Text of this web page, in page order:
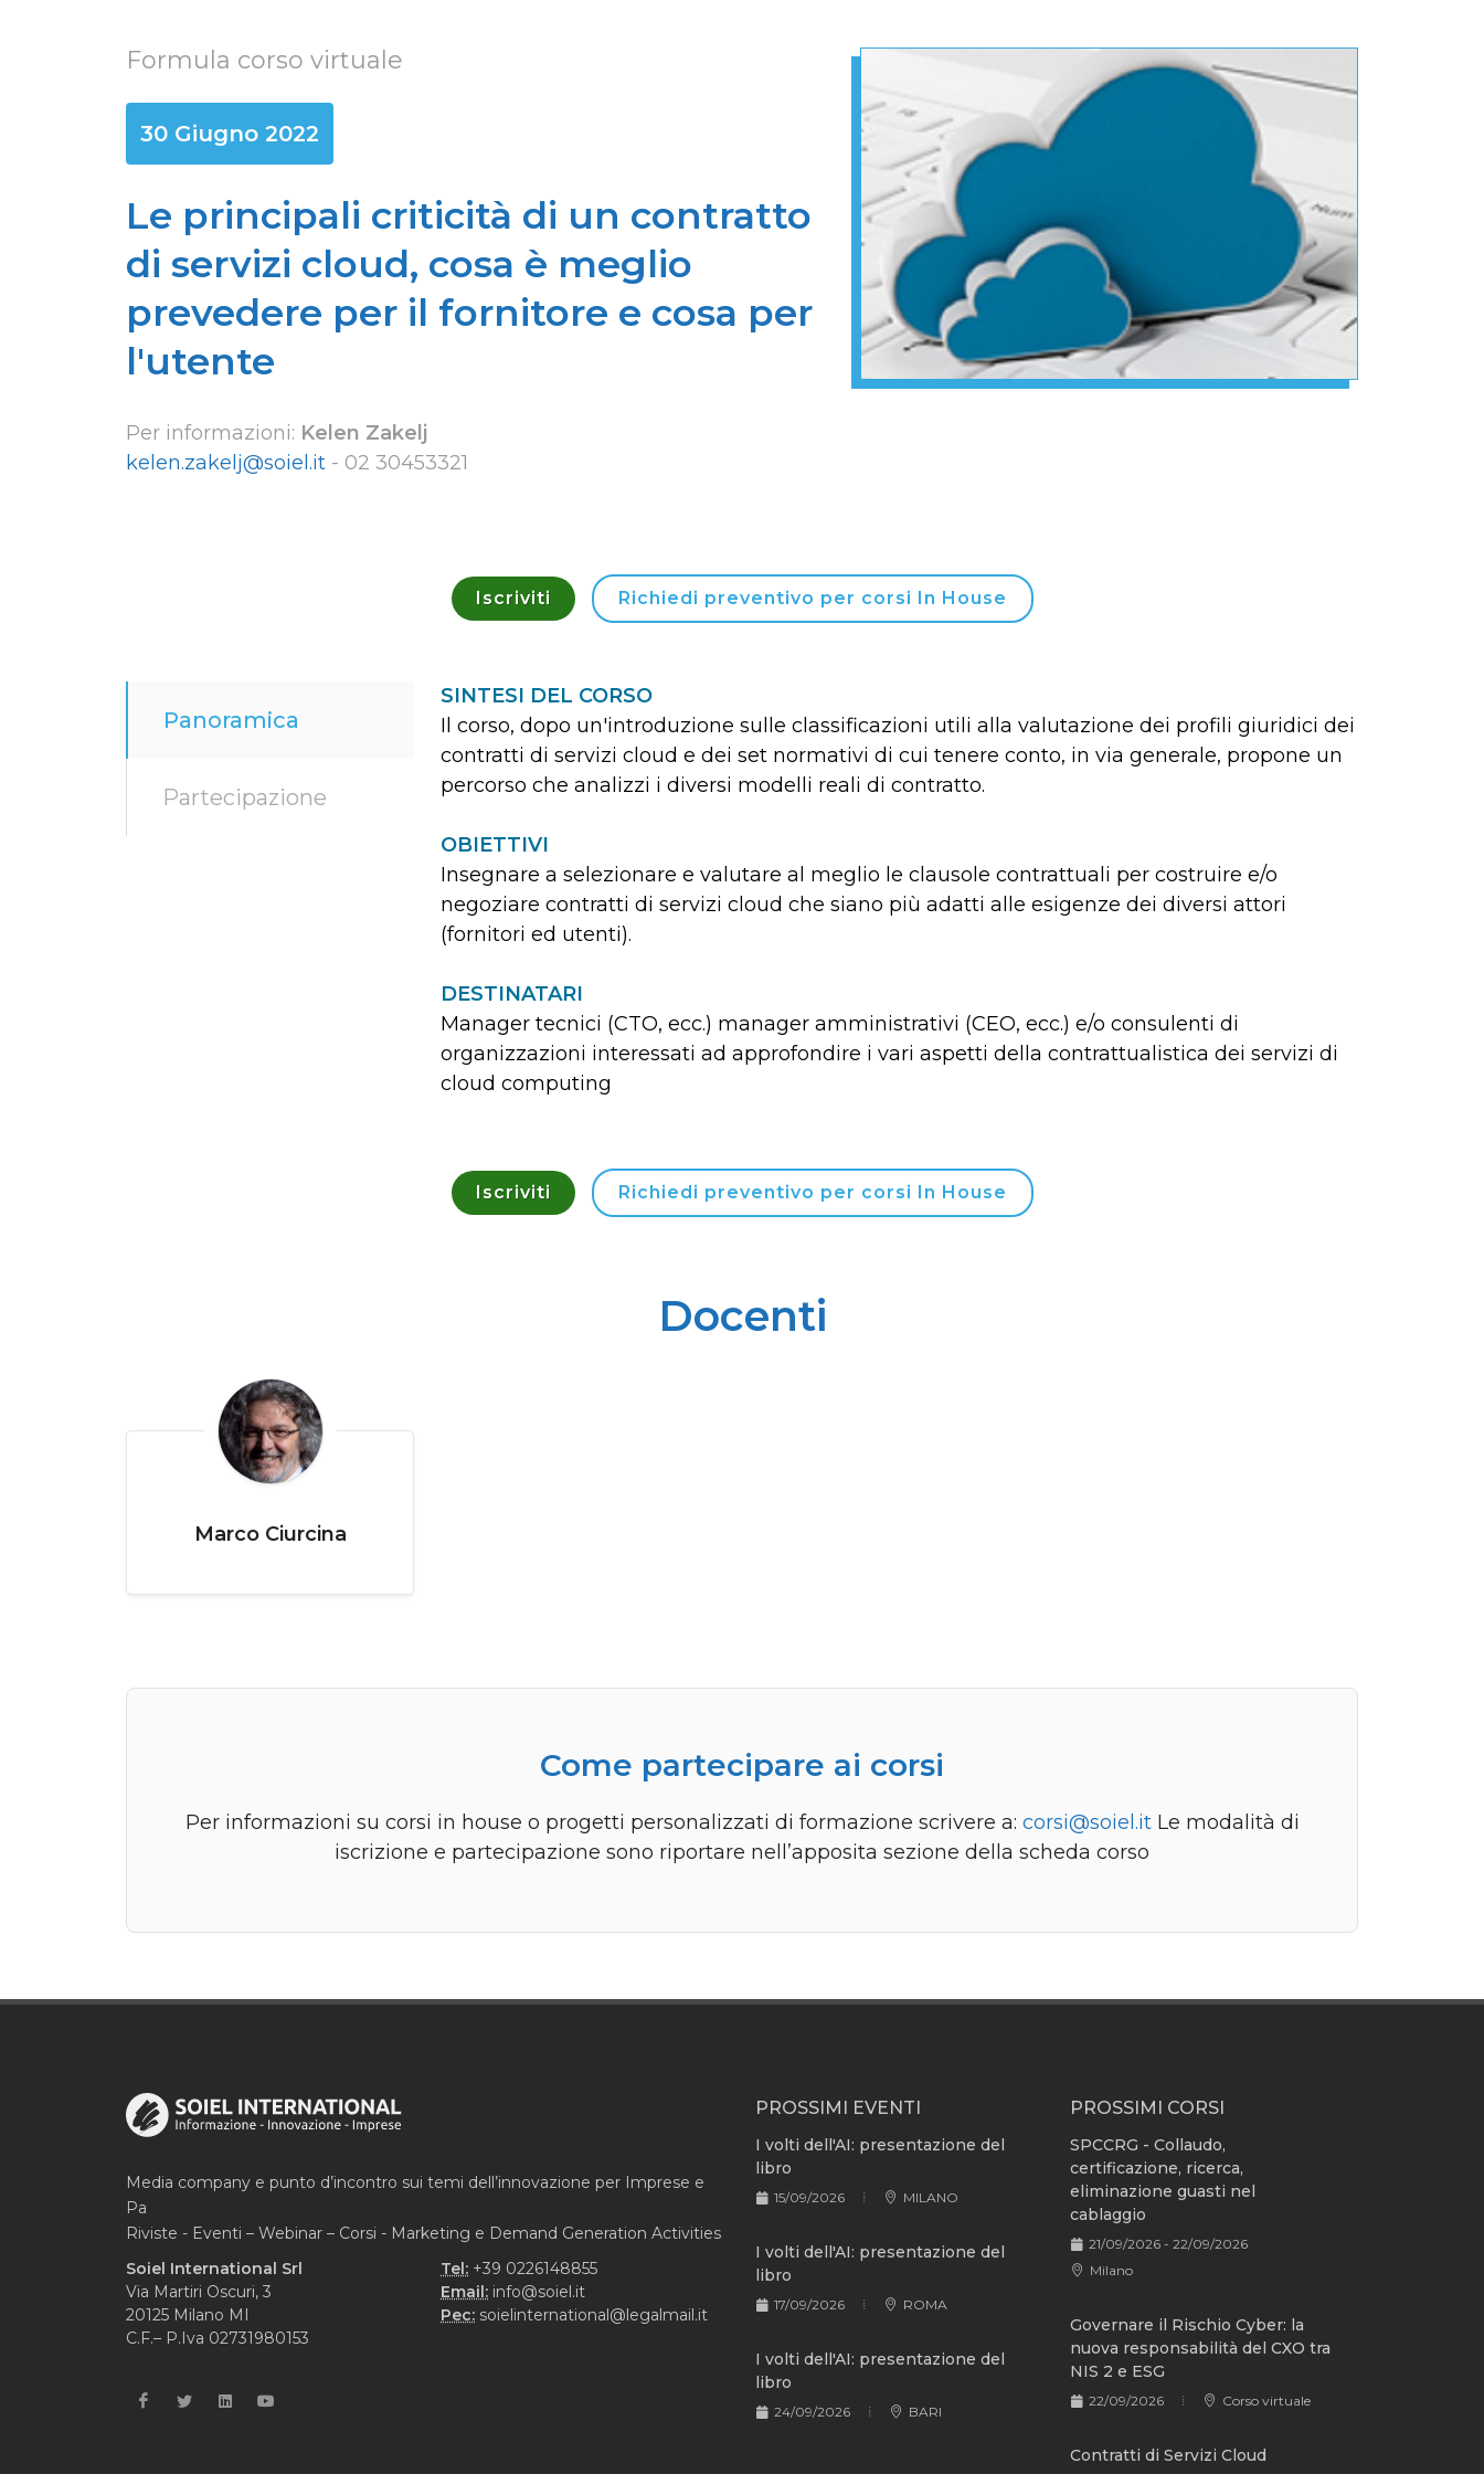
Formula corso virtuale
30 Giugno 2022
Le principali criticità di un contratto
di servizi cloud, cosa è meglio
prevedere per il fornitore e cosa per
l'utente
Per informazioni: Kelen Zakelj
kelen.zakelj@soiel.it - 02 30453321
Iscriviti Richiedi preventivo per corsi In House
Panoramica
Partecipazione
SINTESI DEL CORSO
Il corso, dopo un'introduzione sulle classificazioni utili alla valutazione dei profili giuridici dei
contratti di servizi cloud e dei set normativi di cui tenere conto, in via generale, propone un
percorso che analizzi i diversi modelli reali di contratto.
OBIETTIVI
Insegnare a selezionare e valutare al meglio le clausole contrattuali per costruire e/o
negoziare contratti di servizi cloud che siano più adatti alle esigenze dei diversi attori
(fornitori ed utenti).
DESTINATARI
Manager tecnici (CTO, ecc.) manager amministrativi (CEO, ecc.) e/o consulenti di
organizzazioni interessati ad approfondire i vari aspetti della contrattualistica dei servizi di
cloud computing
Iscriviti Richiedi preventivo per corsi In House
Docenti
Marco Ciurcina
Come partecipare ai corsi
Per informazioni su corsi in house o progetti personalizzati di formazione scrivere a: corsi@soiel.itLe modalità di
iscrizione e partecipazione sono riportare nell’apposita sezione della scheda corso
Media company e punto d’incontro sui temi dell’innovazione per Imprese e
Pa
Riviste - Eventi – Webinar – Corsi - Marketing e Demand Generation Activities
Soiel International Srl
Via Martiri Oscuri, 3
20125 Milano MI
C.F.– P.Iva 02731980153
Tel: +39 0226148855
Email: info@soiel.it
Pec: soielinternational@legalmail.it
PROSSIMI EVENTI
I volti dell'AI: presentazione del
libro
15/09/2026 MILANO
I volti dell'AI: presentazione del
libro
17/09/2026 ROMA
I volti dell'AI: presentazione del
libro
24/09/2026 BARI
PROSSIMI CORSI
SPCCRG - Collaudo,
certificazione, ricerca,
eliminazione guasti nel
cablaggio
21/09/2026 - 22/09/2026
Milano
Governare il Rischio Cyber: la
nuova responsabilità del CXO tra
NIS 2 e ESG
22/09/2026 Corso virtuale
Contratti di Servizi Cloud